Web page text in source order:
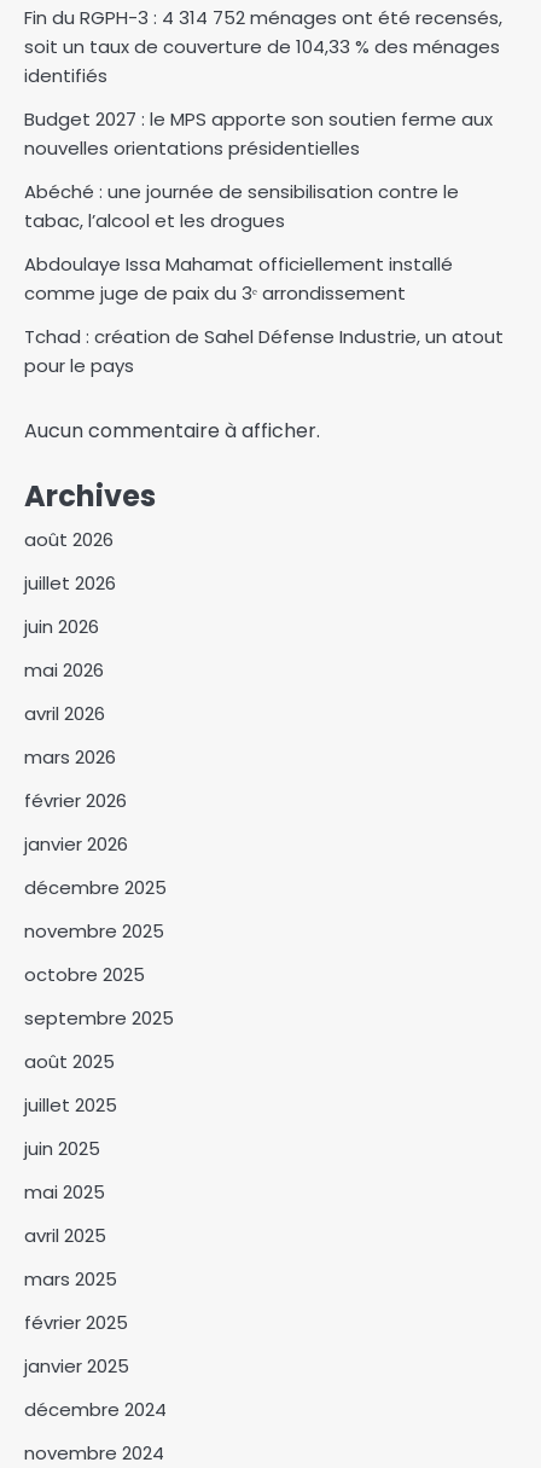
Fin du RGPH-3 : 4 314 752 ménages ont été recensés,
soit un taux de couverture de 104,33 % des ménages
identifiés
Budget 2027 : le MPS apporte son soutien ferme aux
nouvelles orientations présidentielles
Abéché : une journée de sensibilisation contre le
tabac, l’alcool et les drogues
Abdoulaye Issa Mahamat officiellement installé
comme juge de paix du 3ᵉ arrondissement
Tchad : création de Sahel Défense Industrie, un atout
pour le pays
Aucun commentaire à afficher.
Archives
août 2026
juillet 2026
juin 2026
mai 2026
avril 2026
mars 2026
février 2026
janvier 2026
décembre 2025
novembre 2025
octobre 2025
septembre 2025
août 2025
juillet 2025
juin 2025
mai 2025
avril 2025
mars 2025
février 2025
janvier 2025
décembre 2024
novembre 2024
3
5